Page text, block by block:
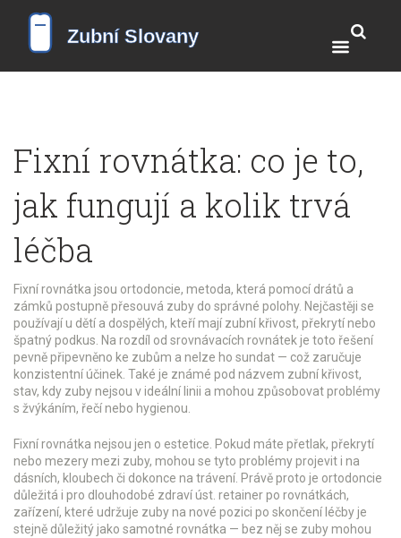
Fixní rovnátka: co je to,
jak fungují a kolik trvá
léčba
Fixní rovnátka jsou ortodoncie, metoda, která pomocí drátů a
zámků postupně přesouvá zuby do správné polohy. Nejčastěji se
používají u dětí a dospělých, kteří mají zubní křivost, překrytí nebo
špatný podkus. Na rozdíl od srovnávacích rovnátek je toto řešení
pevně připevněno ke zubům a nelze ho sundat — což zaručuje
konzistentní účinek. Také je známé pod názvem zubní křivost,
stav, kdy zuby nejsou v ideální linii a mohou způsobovat problémy
s žvýkáním, řečí nebo hygienou
Fixní rovnátka nejsou jen o estetice. Pokud máte přetlak, překrytí
nebo mezery mezi zuby, mohou se tyto problémy projevit i na
dásních, kloubech či dokonce na trávení. Právě proto je ortodoncie
důležitá i pro dlouhodobé zdraví úst. retainer po rovnátkách,
zařízení, které udržuje zuby na nové pozici po skončení léčbyje
stejně důležitý jako samotné rovnátka — bez něj se zuby mohou